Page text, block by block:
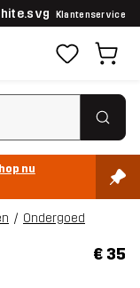
Klantenservice
nu
Ondergoed
€ 35